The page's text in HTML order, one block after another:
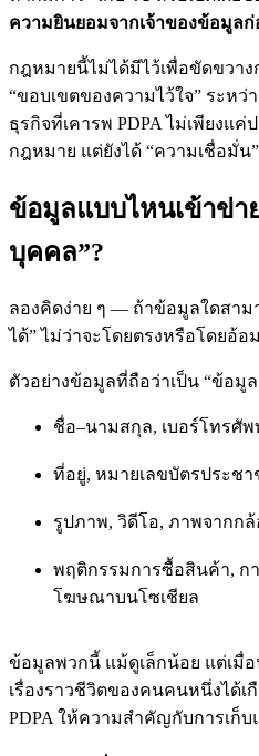
ความยินยอมจากเจ้าของข้อมูลก่
กฎหมายนี้ไม่ได้มีไว้เพื่อขัดขวาง
“ขอบเขตของความไว้ใจ” ระหว่
ธุรกิจที่เคารพ PDPA ไม่เพียงแ
กฎหมาย แต่ยังได้ “ความเชื่อมั่น
ข้อมูลแบบไหนเข้าข่า
บุคคล”?
ลองคิดง่าย ๆ — ถ้าข้อมูลใดสา
ได้” ไม่ว่าจะโดยตรงหรือโดยอ้
ตัวอย่างข้อมูลที่ถือว่าเป็น “ข้อมู
ชื่อ–นามสกุล, เบอร์โทรศัพ
ที่อยู่, หมายเลขบัตรประช
รูปภาพ, วิดีโอ, ภาพจากกล้
พฤติกรรมการซื้อสินค้า, ก
โฆษณาบนโซเชียล
ข้อมูลพวกนี้ แม้ดูเล็กน้อย แต่เมื่
เรื่องราวชีวิตของคนคนหนึ่งได้
PDPA ให้ความสำคัญกับการเก็